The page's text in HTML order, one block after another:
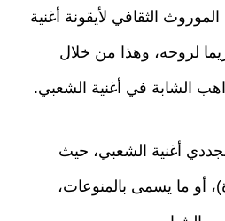
في 2014 بهدف الحفاظ على الموروث الثقافي لأيقونة أغنية
قروابي الذي وافته المنية في 17 يوليو 2006، وتكريما لروحه، وهذا من خلال
الشابة في أغنية الشعبي.
يناير 1938، من كبار فناني ومجددي أغنية الشعبي، حيث
أو ما يسمى بالمنوعات،